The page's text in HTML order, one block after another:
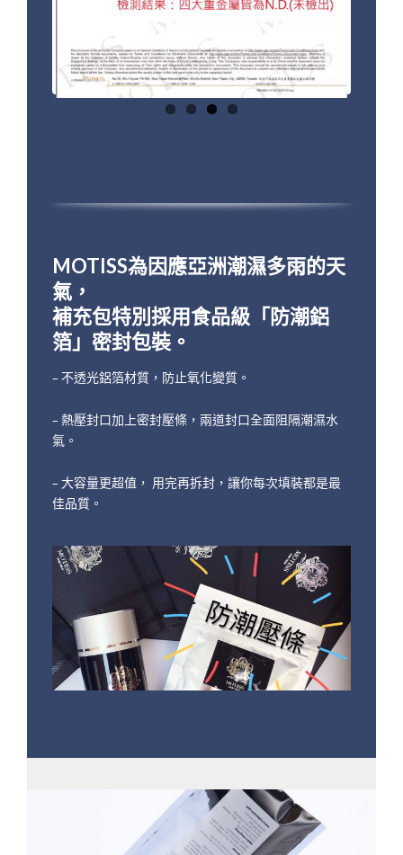
MOTISS為因應亞洲潮濕多雨的天
氣，
補充包特別採用食品級「防潮鋁
箔」密封包裝。
– 不透光鋁箔材質，防止氧化變質。
– 熱壓封口加上密封壓條，兩道封口全面阻隔潮濕水
氣。
– 大容量更超值， 用完再拆封，讓你每次填裝都是最
佳品質。